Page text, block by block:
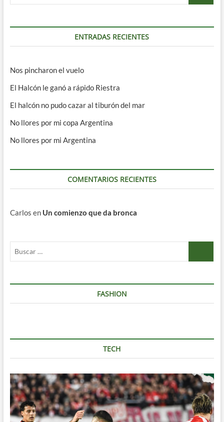
ENTRADAS RECIENTES
Nos pincharon el vuelo
El Halcón le ganó a rápido Riestra
El halcón no pudo cazar al tiburón del mar
No llores por mi copa Argentina
No llores por mi Argentina
COMENTARIOS RECIENTES
Carlos en Un comienzo que da bronca
FASHION
TECH